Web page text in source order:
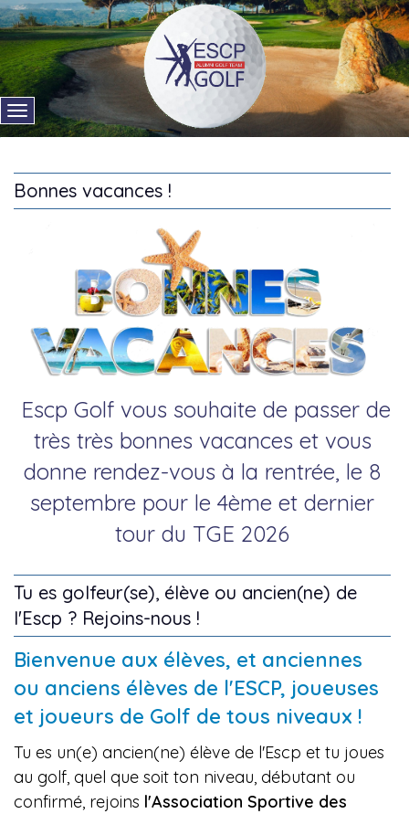
Bonnes vacances !
Escp Golf vous souhaite de passer de
très très bonnes vacances et vous
donne rendez-vous à la rentrée, le 8
septembre pour le 4ème et dernier
tour du TGE 2026
Tu es golfeur(se), élève ou ancien(ne) de
l'Escp ? Rejoins-nous !
Bienvenue aux élèves, et anciennes
ou anciens élèves de l'ESCP, joueuses
et joueurs de Golf de tous niveaux !
Tu es un(e) ancien(ne) élève de l'Escp et tu joues
au golf, quel que soit ton niveau, débutant ou
confirmé, rejoins l'Association Sportive des